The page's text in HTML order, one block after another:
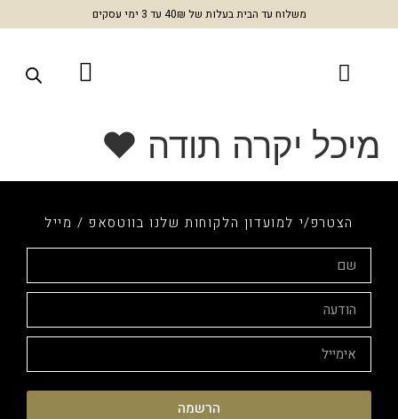
משלוח עד הבית בעלות של 40₪ עד 3 ימי עסקים
יקרה תודה ❤
הצטרפ/י למועדון הלקוחות שלנו בווטסאפ / מייל
הרשמה